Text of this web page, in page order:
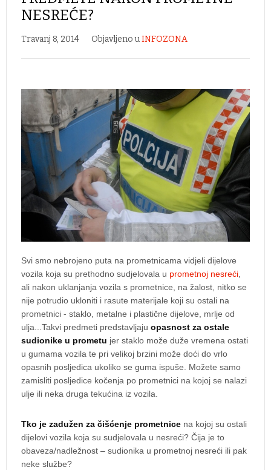
NESREĆE?
Travanj 8, 2014 Objavljeno uINFOZONA
Svi smo nebrojeno puta na prometnicama vidjeli dijelove
vozila koja su prethodno sudjelovala u prometnoj nesreći,
ali nakon uklanjanja vozila s prometnice, na žalost, nitko se
nije potrudio ukloniti i rasute materijale koji su ostali na
prometnici - staklo, metalne i plastične dijelove, mrlje od
ulja...Takvi predmeti predstavljaju opasnost za ostale
sudionike u prometu jer staklo može duže vremena ostati
u gumama vozila te pri velikoj brzini može doći do vrlo
opasnih posljedica ukoliko se guma ispuše. Možete samo
zamisliti posljedice kočenja po prometnici na kojoj se nalazi
ulje ili neka druga tekućina iz vozila.
Tko je zadužen za čišćenje prometnice na kojoj su ostali
dijelovi vozila koja su sudjelovala u nesreći? Čija je to
obaveza/nadležnost – sudionika u prometnoj nesreći ili pak
neke službe?